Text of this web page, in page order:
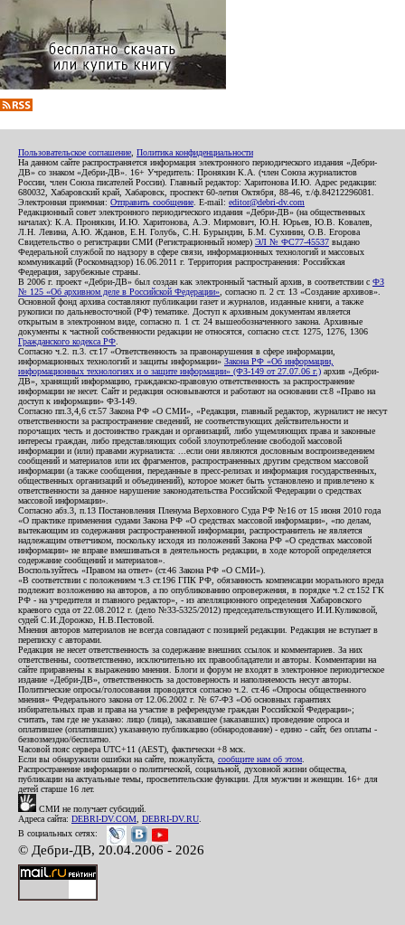
Пользовательское соглашение Политика конфиденциальности
На данном сайте распространяется информация электронного периодического издания «Дебри-
ДВ» со знаком «Дебри-ДВ». 16+ Учредитель: Пронякин К.А. (член Союза журналистов
России, член Союза писателей России). Главный редактор: Харитонова И.Ю. Адрес редакции:
680032, Хабаровский край, Хабаровск, проспект 60-летия Октября, 88-46, т./ф.84212296081.
Электронная приемная: Отправить сообщение . E-mail: editor@debri-dv.com
Редакционный совет электронного периодического издания «Дебри-ДВ» (на общественных
началах): К.А. Пронякин, И.Ю. Харитонова, А.Э. Мирмович, Ю.Н. Юрьев, Ю.В. Ковалев,
Л.Н. Левина, А.Ю. Жданов, Е.Н. Голубь, С.Н. Бурындин, Б.М. Сухинин, О.В. Егорова
Свидетельство о регистрации СМИ (Регистрационный номер) ЭЛ № ФС77-45537 выдано
Федеральной службой по надзору в сфере связи, информационных технологий и массовых
коммуникаций (Роскомнадзор) 16.06.2011 г. Территория распространения: Российская
Федерация, зарубежные страны.
В 2006 г. проект «Дебри-ДВ» был создан как электронный частный архив, в соответствии с ФЗ
№ 125 «Об архивном деле в Российской Федерации» , согласно п. 2 ст. 13 «Создание архивов».
Основной фонд архива составляют публикации газет и журналов, изданные книги, а также
рукописи по дальневосточной (РФ) тематике. Доступ к архивным документам является
открытым в электронном виде, согласно п. 1 ст. 24 вышеобозначенного закона. Архивные
документы к частной собственности редакции не относятся, согласно ст.ст. 1275, 1276, 1306
Гражданского кодекса РФ
Согласно ч.2. п.3. ст.17 «Ответственность за правонарушения в сфере информации,
информационных технологий и защиты информации» Закона РФ «Об информации,
информационных технологиях и о защите информации» (ФЗ-149 от 27.07.06 г.) архив «Дебри-
ДВ», хранящий информацию, гражданско-правовую ответственность за распространение
информации не несет. Сайт и редакция основываются и работают на основании ст.8 «Право на
доступ к информации» ФЗ-149.
Согласно пп.3,4,6 ст.57 Закона РФ «О СМИ», «Редакция, главный редактор, журналист не несут
ответственности за распространение сведений, не соответствующих действительности и
порочащих честь и достоинство граждан и организаций, либо ущемляющих права и законные
интересы граждан, либо представляющих собой злоупотребление свободой массовой
информации и (или) правами журналиста: ...если они являются дословным воспроизведением
сообщений и материалов или их фрагментов, распространенных другим средством массовой
информации (а также сообщения, переданные в пресс-релизах и информация государственных,
общественных организаций и объединений), которое может быть установлено и привлечено к
ответственности за данное нарушение законодательства Российской Федерации о средствах
массовой информации».
Согласно абз.3, п.13 Постановления Пленума Верховного Суда РФ №16 от 15 июня 2010 года
«О практике применения судами Закона РФ «О средствах массовой информации», «по делам,
вытекающим из содержания распространенной информации, распространитель не является
надлежащим ответчиком, поскольку исходя из положений Закона РФ «О средствах массовой
информации» не вправе вмешиваться в деятельность редакции, в ходе которой определяется
содержание сообщений и материалов».
Воспользуйтесь «Правом на ответ» (ст.46 Закона РФ «О СМИ»).
«В соответствии с положением ч.3 ст.196 ГПК РФ, обязанность компенсации морального вреда
подлежит возложению на авторов, а по опубликованию опровержения, в порядке ч.2 ст.152 ГК
РФ - на учредителя и главного редактор», - из апелляционного определения Хабаровского
краевого суда от 22.08.2012 г. (дело №33-5325/2012) председательствующего И.И.Куликовой,
судей С.И.Дорожко, Н.В.Пестовой.
Мнения авторов материалов не всегда совпадают с позицией редакции. Редакция не вступает в
переписку с авторами.
Редакция не несет ответственность за содержание внешних ссылок и комментариев. За них
ответственны, соответственно, исключительно их правообладатели и авторы. Комментарии на
сайте приравнены к выражению мнения. Блоги и форум не входят в электронное периодическое
издание «Дебри-ДВ», ответственность за достоверность и наполняемость несут авторы.
Политические опросы/голосования проводятся согласно ч.2. ст.46 «Опросы общественного
мнения» Федерального закона от 12.06.2002 г. № 67-ФЗ «Об основных гарантиях
избирательных прав и права на участие в референдуме граждан Российской Федерации»;
считать, там где не указано: лицо (лица), заказавшее (заказавших) проведение опроса и
оплатившее (оплативших) указанную публикацию (обнародование) - едино - сайт, без оплаты -
безвозмездно/бесплатно.
Часовой пояс сервера UTC+11 (AEST), фактически +8 мск.
Если вы обнаружили ошибки на сайте, пожалуйста, сообщите нам об этом
Распространение информации о политической, социальной, духовной жизни общества,
публикации на актуальные темы, просветительские функции. Для мужчин и женщин. 16+ для
детей старше 16 лет.
СМИ не получает субсидий.
Адреса сайта: DEBRI-DV.COM DEBRI-DV.RU
В социальных сетях:
© Дебри-ДВ, 20.04.2006 - 2026